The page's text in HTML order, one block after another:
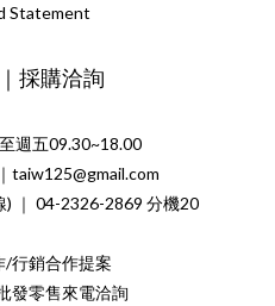
Statement
採購洽詢
週五09.30~18.00
taiw125@gmail.com
｜ 04-2326-2869 分機20
/行銷合作提案
發零售來電洽詢